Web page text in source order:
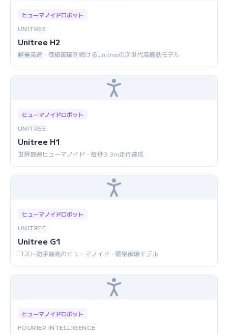
ヒューマノイドロボット
UNITREE
Unitree H2
軽量高速・価格破壊を続けるUnitreeの次世代高機動モデル
ヒューマノイドロボット
UNITREE
Unitree H1
世界最速ヒューマノイド・毎秒3.3m走行達成
ヒューマノイドロボット
UNITREE
Unitree G1
コスト効率最高のヒューマノイド・価格破壊モデル
ヒューマノイドロボット
FOURIER INTELLIGENCE